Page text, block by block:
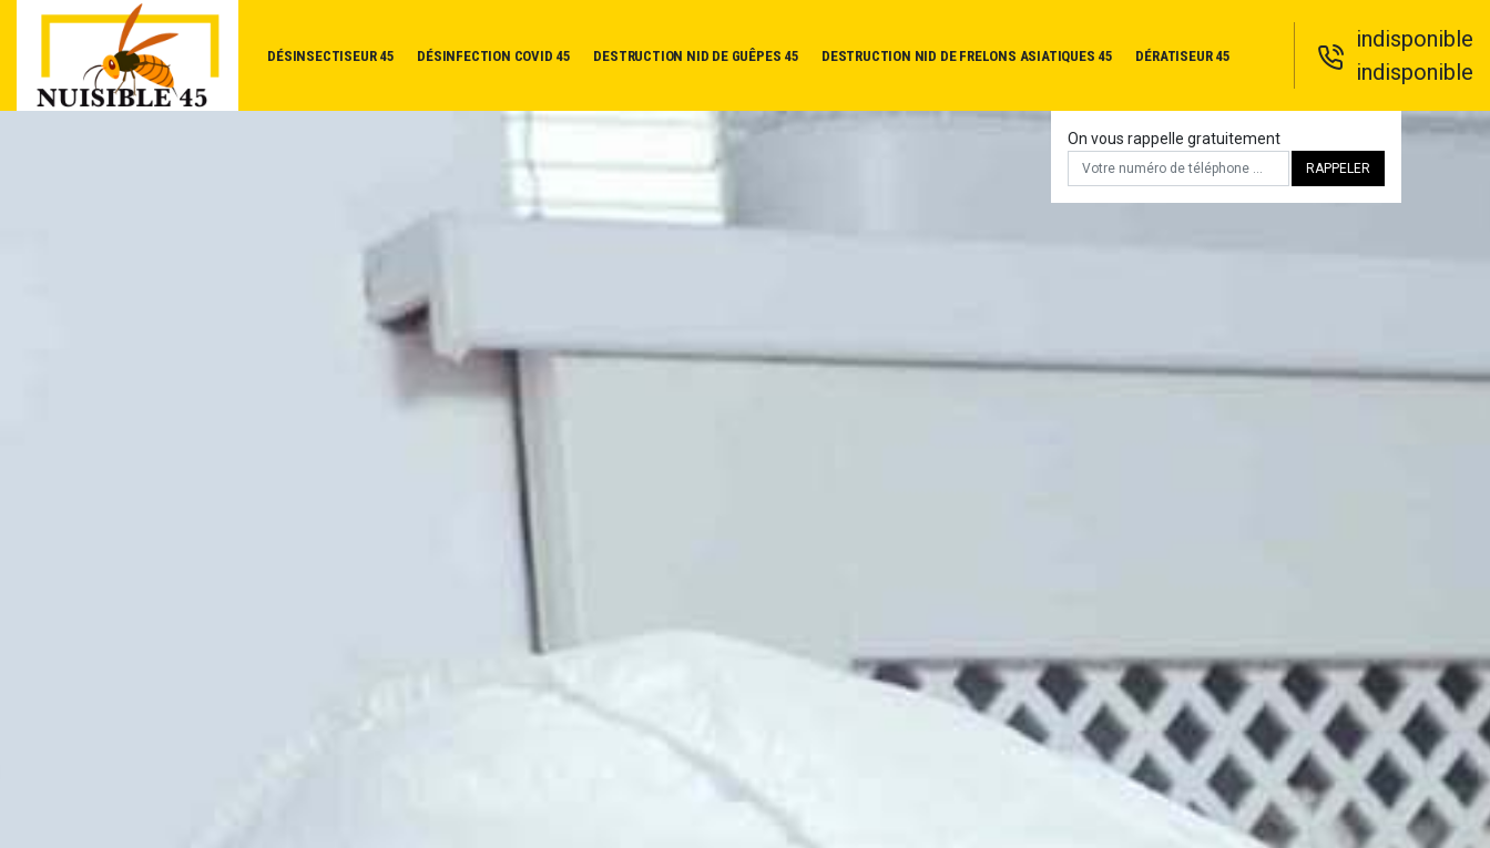
DÉSINSECTISEUR 45 DÉSINFECTION COVID 45 DESTRUCTION NID DE GUÊPES 45 DESTRUCTION NID DE FRELONS ASIATIQUES 45 DÉRATISEUR 45
indisponible
indisponible
On vous rappelle gratuitement